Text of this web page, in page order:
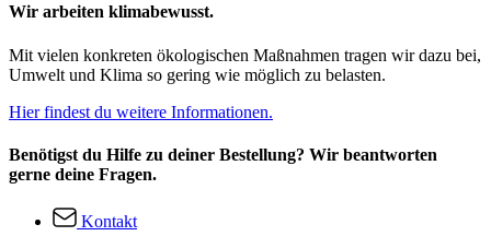
Wir arbeiten klimabewusst.
Mit vielen konkreten ökologischen Maßnahmen tragen wir dazu bei,
Umwelt und Klima so gering wie möglich zu belasten.
Hier findest du weitere Informationen.
Benötigst du Hilfe zu deiner Bestellung? Wir beantworten
gerne deine Fragen.
Kontakt